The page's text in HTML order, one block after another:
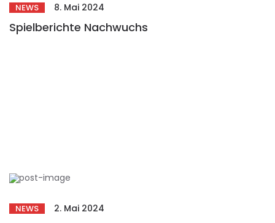
NEWS 8. Mai 2024
Spielberichte Nachwuchs
NEWS 2. Mai 2024